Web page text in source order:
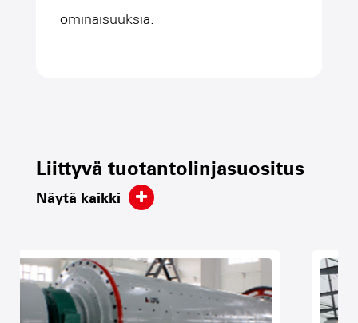
ominaisuuksia.
Liittyvä tuotantolinjasuositus
Näytä kaikki